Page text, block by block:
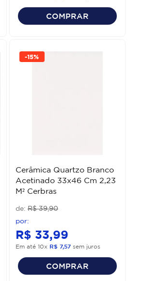
COMPRAR
-15%
Cerâmica Quartzo Branco
Acetinado 33x46 Cm 2,23
M² Cerbras
R$ 39,90
R$ 33,99
Em até 10x R$ 7,57sem juros
COMPRAR